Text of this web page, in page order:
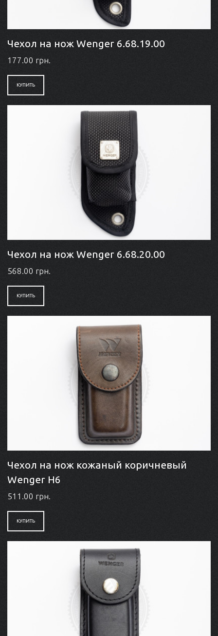
Чехол на нож Wenger 6.68.19.00
177.00 грн.
КУПИТЬ
Чехол на нож Wenger 6.68.20.00
568.00 грн.
КУПИТЬ
Чехол на нож кожаный коричневый
Wenger Н6
511.00 грн.
КУПИТЬ